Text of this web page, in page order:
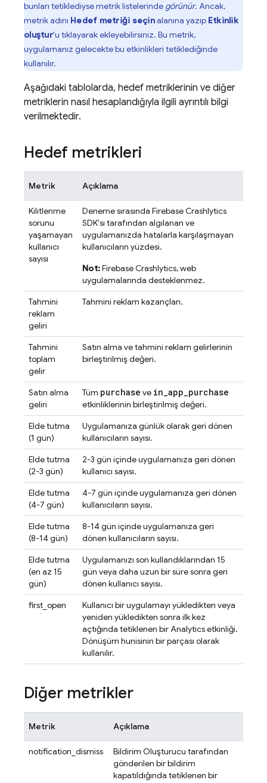
bunları tetiklediyse metrik listelerinde görünür. Ancak,
metrik adını Hedef metriği seçinalanına yazıp Etkinlik
oluştur'u tıklayarak ekleyebilirsiniz. Bu metrik,
uygulamanız gelecekte bu etkinlikleri tetiklediğinde
kullanılır.
Aşağıdaki tablolarda, hedef metriklerinin ve diğer
metriklerin nasıl hesaplandığıyla ilgili ayrıntılı bilgi
verilmektedir.
Hedef metrikleri
Metrik Açıklama
Kilitlenme
sorunu
yaşamayan
kullanıcı
sayısı
Deneme sırasında Firebase Crashlytics
SDK'sı tarafından algılanan ve
uygulamanızda hatalarla karşılaşmayan
kullanıcıların yüzdesi.
Not:Firebase Crashlytics, web
uygulamalarında desteklenmez.
Tahmini
reklam
geliri
Tahmini reklam kazançları.
Tahmini
toplam
gelir
Satın alma ve tahmini reklam gelirlerinin
birleştirilmiş değeri.
Satın alma
geliri
Tüm purchase ve in_app_purchase
etkinliklerinin birleştirilmiş değeri.
Elde tutma
(1 gün)
Uygulamanıza günlük olarak geri dönen
kullanıcıların sayısı.
Elde tutma
(2-3 gün)
2-3 gün içinde uygulamanıza geri dönen
kullanıcı sayısı.
Elde tutma
(4-7 gün)
4-7 gün içinde uygulamanıza geri dönen
kullanıcıların sayısı.
Elde tutma
(8-14 gün)
8-14 gün içinde uygulamanıza geri
dönen kullanıcıların sayısı.
Elde tutma
(en az 15
gün)
Uygulamanızı son kullandıklarından 15
gün veya daha uzun bir süre sonra geri
dönen kullanıcı sayısı.
first_open
Kullanıcı bir uygulamayı yükledikten veya
yeniden yükledikten sonra ilk kez
açtığında tetiklenen birAnalyticsetkinliği.
Dönüşüm hunisinin bir parçası olarak
kullanılır.
Diğer metrikler
Metrik Açıklama
notification_dismiss
Bildirim Oluşturucu tarafından
gönderilen bir bildirim
kapatıldığında tetiklenen bir